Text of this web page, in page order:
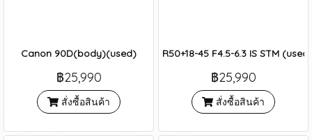
Canon 90D(body)(used)
฿25,990
สั่งซื้อสินค้า
R50+18-45 F4.5-6.3 IS STM (used)
฿25,990
สั่งซื้อสินค้า